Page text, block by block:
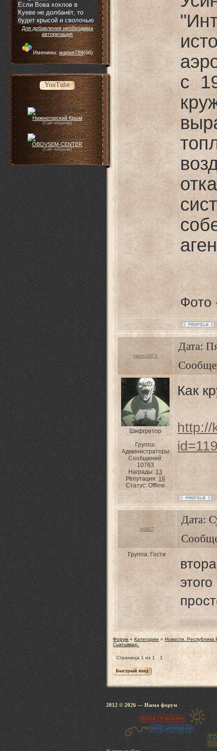
Для добавления необходима
авторизация
Именины:мария789(66)
YouTube
Нижнегорский Крым
(Сайт побратим)
OBOVSEM-CENTER
(Сайт побратим)
с
Фото
yarcev20071
Дата:
Шифгретор
Группа:
Администраторы
Сообщений:
10763
Награды:13
Репутация: 16
Статус: Offline
Как
http://
gold57
Дата:
Группа: Гости
Форум » Категории » Новости. Республика
Сыктывкар.
Страница 1 из 1 1
2012 © 2026 — Ижма